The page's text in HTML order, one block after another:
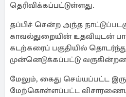
தெரிவிக்கப்பட்டுள்ளது.
தப்பிச் சென்ற அந்த
காவல்துறையின் உதவியுடன்
கடற்கரைப் பகுதியில்
முன்னெடுக்கப்பட்டு
மேலும், கைது செய்யப்பட்ட
மேற்கொள்ளப்பட்ட